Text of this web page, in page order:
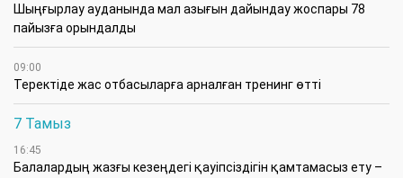
​Шыңғырлау ауданында мал азығын дайындау жоспары 78
пайызға орындалды
09:00
​Теректіде жас отбасыларға арналған тренинг өтті
7 Тамыз
16:45
Балалардың жазғы кезеңдегі қауіпсіздігін қамтамасыз ету –